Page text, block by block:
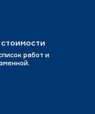
работ и